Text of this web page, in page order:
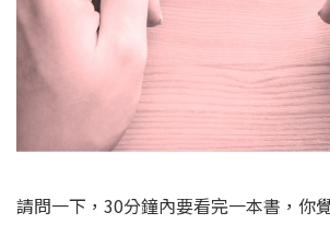
請問一下，30分鐘內要看完一本書，你